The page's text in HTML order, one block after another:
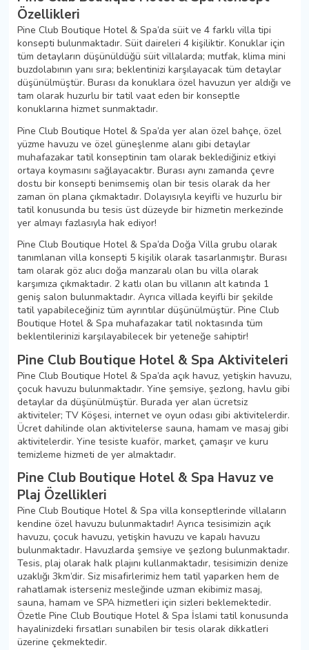
Özellikleri
Pine Club Boutique Hotel & Spa’da süit ve 4 farklı villa tipi
konsepti bulunmaktadır. Süit daireleri 4 kişiliktir. Konuklar için
tüm detayların düşünüldüğü süit villalarda; mutfak, klima mini
buzdolabının yanı sıra; beklentinizi karşılayacak tüm detaylar
düşünülmüştür. Burası da konuklara özel havuzun yer aldığı ve
tam olarak huzurlu bir tatil vaat eden bir konseptle
konuklarına hizmet sunmaktadır.
Pine Club Boutique Hotel & Spa’da yer alan özel bahçe, özel
yüzme havuzu ve özel güneşlenme alanı gibi detaylar
muhafazakar tatil konseptinin tam olarak beklediğiniz etkiyi
ortaya koymasını sağlayacaktır. Burası aynı zamanda çevre
dostu bir konsepti benimsemiş olan bir tesis olarak da her
zaman ön plana çıkmaktadır. Dolayısıyla keyifli ve huzurlu bir
tatil konusunda bu tesis üst düzeyde bir hizmetin merkezinde
yer almayı fazlasıyla hak ediyor!
Pine Club Boutique Hotel & Spa’da Doğa Villa grubu olarak
tanımlanan villa konsepti 5 kişilik olarak tasarlanmıştır. Burası
tam olarak göz alıcı doğa manzaralı olan bu villa olarak
karşımıza çıkmaktadır. 2 katlı olan bu villanın alt katında 1
geniş salon bulunmaktadır. Ayrıca villada keyifli bir şekilde
tatil yapabileceğiniz tüm ayrıntılar düşünülmüştür. Pine Club
Boutique Hotel & Spa muhafazakar tatil noktasında tüm
beklentilerinizi karşılayabilecek bir yeteneğe sahiptir!
Pine Club Boutique Hotel & Spa Aktiviteleri
Pine Club Boutique Hotel & Spa’da açık havuz, yetişkin havuzu,
çocuk havuzu bulunmaktadır. Yine şemsiye, şezlong, havlu gibi
detaylar da düşünülmüştür. Burada yer alan ücretsiz
aktiviteler; TV Köşesi, internet ve oyun odası gibi aktivitelerdir.
Ücret dahilinde olan aktivitelerse sauna, hamam ve masaj gibi
aktivitelerdir. Yine tesiste kuaför, market, çamaşır ve kuru
temizleme hizmeti de yer almaktadır.
Pine Club Boutique Hotel & Spa Havuz ve
Plaj Özellikleri
Pine Club Boutique Hotel & Spa villa konseptlerinde villaların
kendine özel havuzu bulunmaktadır! Ayrıca tesisimizin açık
havuzu, çocuk havuzu, yetişkin havuzu ve kapalı havuzu
bulunmaktadır. Havuzlarda şemsiye ve şezlong bulunmaktadır.
Tesis, plaj olarak halk plajını kullanmaktadır, tesisimizin denize
uzaklığı 3km’dir. Siz misafirlerimiz hem tatil yaparken hem de
rahatlamak isterseniz mesleğinde uzman ekibimiz masaj,
sauna, hamam ve SPA hizmetleri için sizleri beklemektedir.
Özetle Pine Club Boutique Hotel & Spa İslami tatil konusunda
hayalinizdeki fırsatları sunabilen bir tesis olarak dikkatleri
üzerine çekmektedir.